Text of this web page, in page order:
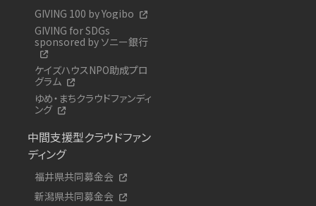
GIVING 100 by Yogibo
GIVING for SDGs
sponsored by ソニー銀行
ケイズハウスNPO助成プロ
グラム
ゆめ・まちクラウドファンディ
ング
中間支援型クラウドファン
ディング
福井県共同募金会
新潟県共同募金会